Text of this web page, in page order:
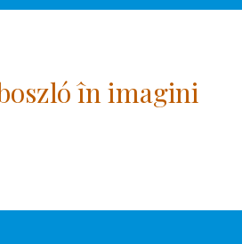
în imagini